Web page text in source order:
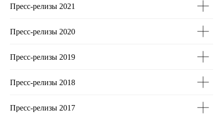
Пресс-релизы 2021
Пресс-релизы 2020
Пресс-релизы 2019
Пресс-релизы 2018
Пресс-релизы 2017